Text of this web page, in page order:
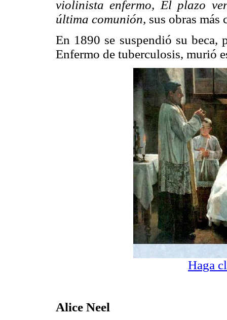
violinista enfermo, El plazo
última comunión, sus obras más
En 1890 se suspendió su beca,
Enfermo de tuberculosis, murió
Haga
Alice Neel